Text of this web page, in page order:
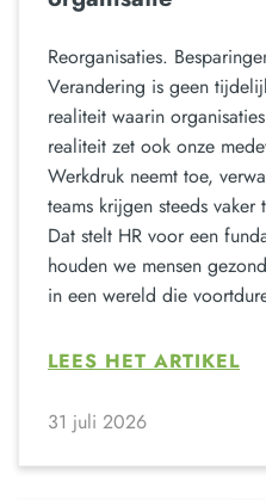
Reorganisaties.
Verandering is geen
realiteit waarin
realiteit zet ook onze
Werkdruk neemt toe,
teams krijgen steeds
Dat stelt HR voor een
houden we mensen
in een wereld die
LEES HET ARTIKEL
31 juli 2026